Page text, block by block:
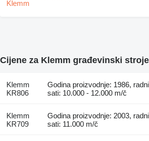
Cijene za Klemm građevinski
Klemm
KR806
Godina proizvodnje: 1986,
sati: 10.000 - 12.000 m/č
Klemm
KR709
Godina proizvodnje: 2003,
sati: 11.000 m/č